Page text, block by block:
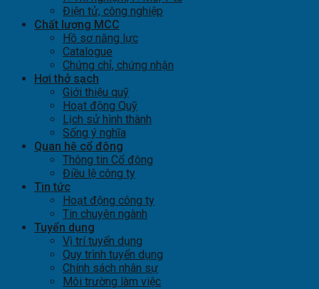
Điện tử, công nghiệp
Chất lượng MCC
Hồ sơ năng lực
Catalogue
Chứng chỉ, chứng nhận
Hơi thở sạch
Giới thiệu quỹ
Hoạt động Quỹ
Lịch sử hình thành
Sống ý nghĩa
Quan hệ cổ đông
Thông tin Cổ đông
Điều lệ công ty
Tin tức
Hoạt động công ty
Tin chuyên ngành
Tuyển dụng
Vị trí tuyển dụng
Quy trình tuyển dụng
Chính sách nhân sự
Môi trường làm việc